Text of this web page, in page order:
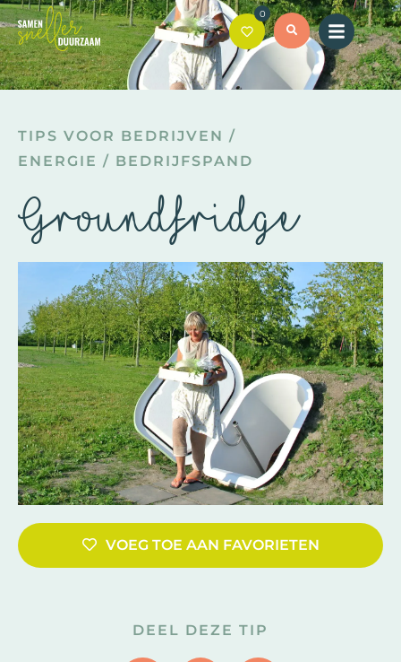
0
TIPS VOOR BEDRIJVEN /
ENERGIE / BEDRIJFSPAND
Groundfridge
VOEG TOE AAN FAVORIETEN
DEEL DEZE TIP